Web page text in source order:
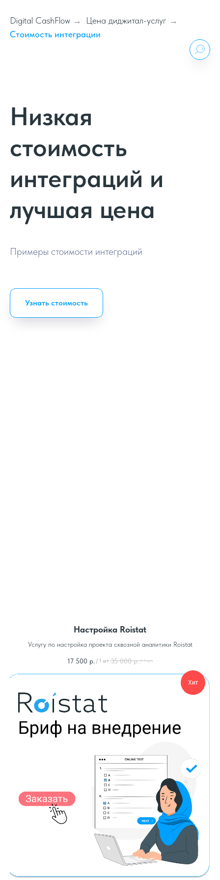
Digital CashFlow → Цена диджитал-услуг →
Стоимость интеграции
Низкая
стоимость
интеграций и
лучшая цена
Примеры стоимости интеграций
Узнать стоимость
Настройка Roistat
Услугу по настройка проекта сквозной аналитики Roistat
17 500 р. / 1 шт 35 000 р. / 1 шт
Хит